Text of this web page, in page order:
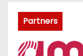
Partners